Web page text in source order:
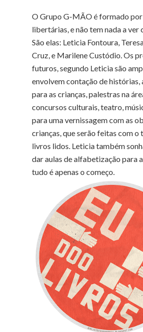
O Grupo G-MÃO é formado por
libertárias, e não tem nada a ver
São elas: Leticia Fontoura,
Cruz, e Marilene Custódio. Os
futuros, segundo Leticia são
envolvem contação de histórias,
para as crianças, palestras na
concursos culturais, teatro,
para uma vernissagem com as
crianças, que serão feitas com o
livros lidos. Leticia também
dar aulas de alfabetização para
tudo é apenas o começo.